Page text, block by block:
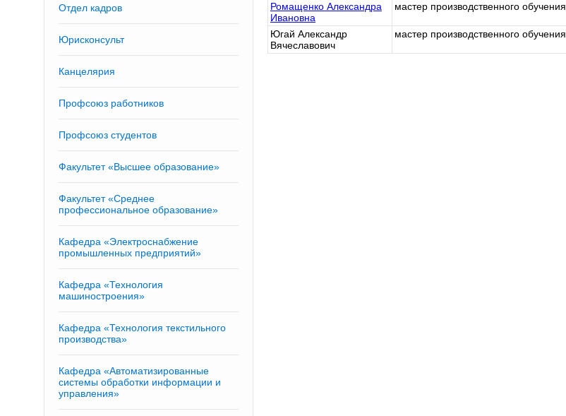
Отдел кадров
Юрисконсульт
Канцелярия
Профсоюз работников
Профсоюз студентов
Факультет «Высшее образование»
Факультет «Среднее
профессиональное образование»
Кафедра «Электроснабжение
промышленных предприятий»
Кафедра «Технология
машиностроения»
Кафедра «Технология текстильного
производства»
Кафедра «Автоматизированные
системы обработки информации и
управления»
Ромащенко Александра
Ивановна
мастер производственного обучения
Югай Александр
Вячеславович
мастер производственного обучения